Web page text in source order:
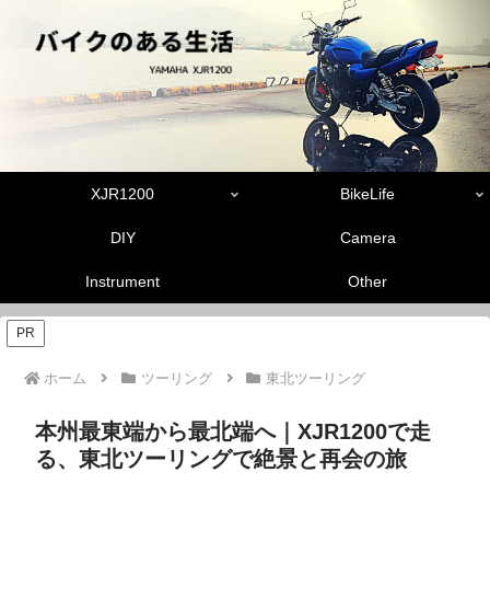
XJR1200 BikeLife
DIY Camera
Instrument Other
PR
ホーム ツーリング 東北ツーリング
本州最東端から最北端へ｜XJR1200で走
る、東北ツーリングで絶景と再会の旅